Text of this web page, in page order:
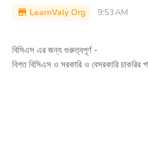
LearnValy Org 9:53 AM
বিসিএস এর জন্য গুরুত্বপূর্ণ -
বিগত বিসিএস ও সরকারি ও বেসরকারি